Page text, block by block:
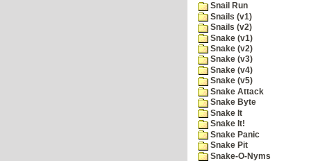
Snail Run
Snails (v1)
Snails (v2)
Snake (v1)
Snake (v2)
Snake (v3)
Snake (v4)
Snake (v5)
Snake Attack
Snake Byte
Snake It
Snake It!
Snake Panic
Snake Pit
Snake-O-Nyms